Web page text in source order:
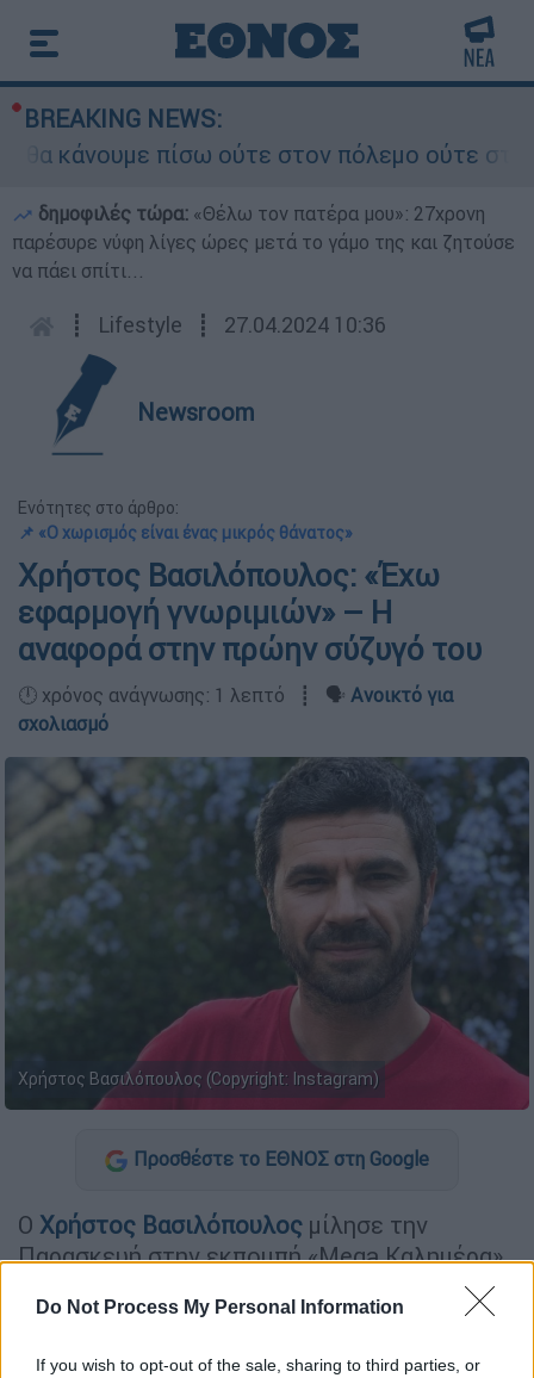
Do Not Process My Personal Information
If you wish to opt-out of the sale, sharing to third parties, or
BREAKING NEWS:
κάνουμε πίσω ούτε στον πόλεμο ούτε στις
δημοφιλές τώρα: «Θέλω τον πατέρα μου»: 27χρονη
παρέσυρε νύφη λίγες ώρες μετά το γάμο της και ζητούσε
να πάει σπίτι...
┋ Lifestyle ┋ 27.04.2024 10:36
Newsroom
Ενότητες στο άρθρο:
📌 «Ο χωρισμός είναι ένας μικρός θάνατος»
Χρήστος Βασιλόπουλος: «Έχω
εφαρμογή γνωριμιών» – Η
αναφορά στην πρώην σύζυγό του
🕛 χρόνος ανάγνωσης: 1 λεπτό ┋ 🗣️ Ανοικτό για
σχολιασμό
Χρήστος Βασιλόπουλος (Copyright: Instagram)
Προσθέστε το ΕΘΝΟΣ στη Google
Ο Χρήστος Βασιλόπουλος μίλησε την
Παρασκευή στην εκπομπή «Mega Καλημέρα»
μίλησε για την σχέση του με τον γιο του, τις
πορεία του ως ηθοποιόςαλλά και τον